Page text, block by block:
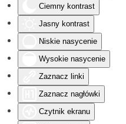
Ciemny kontrast
Jasny kontrast
Niskie nasycenie
Wysokie nasycenie
Zaznacz linki
Zaznacz nagłówki
Czytnik ekranu